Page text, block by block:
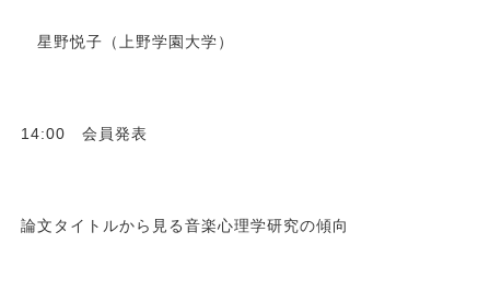
星野悦子（上野学園大学）
14:00 会員発表
論文タイトルから見る音楽心理学研究の傾向